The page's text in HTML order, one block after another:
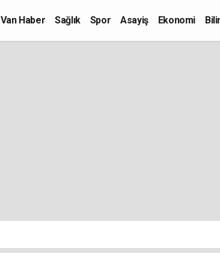
Van Haber Sağlık Spor Asayiş Ekonomi